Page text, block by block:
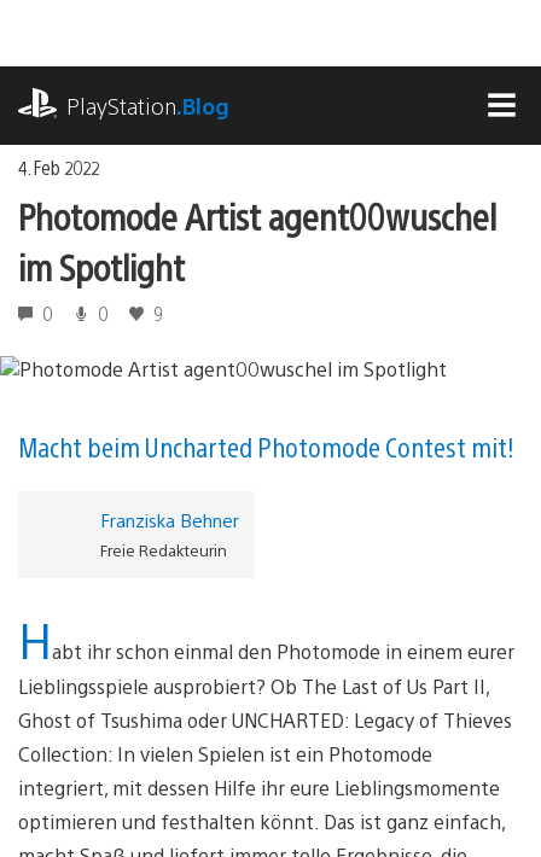
springen
PlayStation.Blog
4. Feb 2022
Photomode Artist agent00wuschel
im Spotlight
0 0 9
Macht beim Uncharted Photomode Contest mit!
Franziska Behner
Freie Redakteurin
Habt ihr schon einmal den Photomode in einem eurer
Lieblingsspiele ausprobiert? Ob The Last of Us Part II,
Ghost of Tsushima oder UNCHARTED: Legacy of Thieves
Collection: In vielen Spielen ist ein Photomode
integriert, mit dessen Hilfe ihr eure Lieblingsmomente
optimieren und festhalten könnt. Das ist ganz einfach,